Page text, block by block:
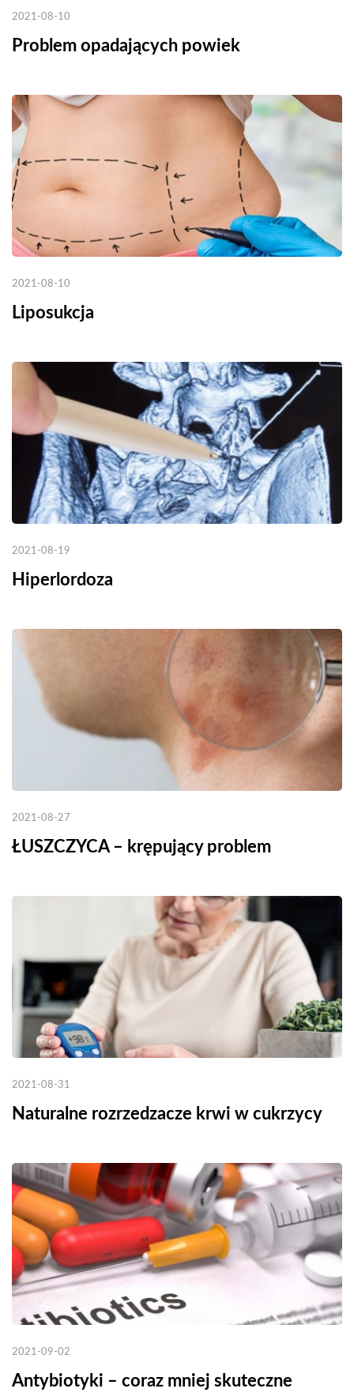
2021-08-10
Problem opadających powiek
2021-08-10
Liposukcja
2021-08-19
Hiperlordoza
2021-08-27
ŁUSZCZYCA – krępujący problem
2021-08-31
Naturalne rozrzedzacze krwi w cukrzycy
2021-09-02
Antybiotyki – coraz mniej skuteczne